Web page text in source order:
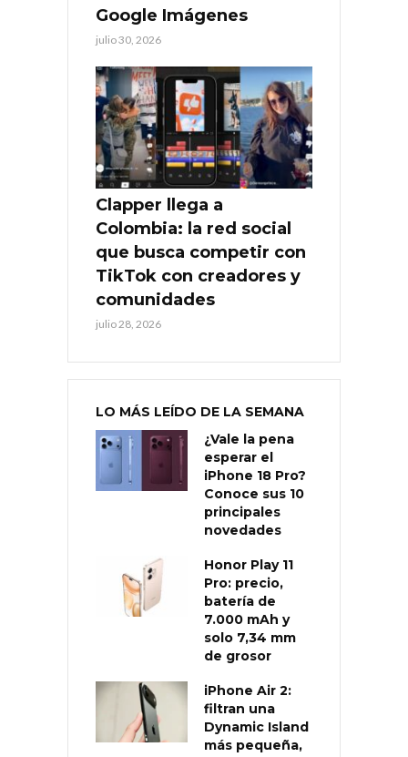
Google Imágenes
julio 30, 2026
Clapper llega a
Colombia: la red social
que busca competir con
TikTok con creadores y
comunidades
julio 28, 2026
LO MÁS LEÍDO DE LA SEMANA
¿Vale la pena
esperar el
iPhone 18 Pro?
Conoce sus 10
principales
novedades
Honor Play 11
Pro: precio,
batería de
7.000 mAh y
solo 7,34 mm
de grosor
iPhone Air 2:
filtran una
Dynamic Island
más pequeña,